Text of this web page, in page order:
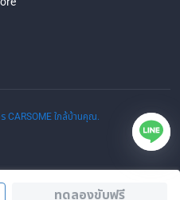
ทดลองขับฟรี
CARSOME ใกล้บ้านคุณ.
LTD.(105559096112) สงวน